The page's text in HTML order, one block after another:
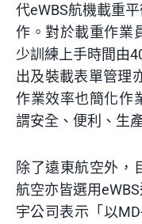
代eWBS航機載重
作。對於載重作業
少訓練上手時間由
出及裝載表單管理
作業效率也簡化作
謂安全、便利、生
除了遠東航空外，
航空亦皆選用
宇公司表示「以